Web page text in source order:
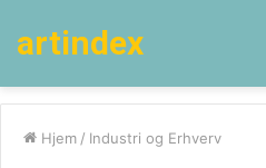
artindex
Hjem / Industri og Erhverv